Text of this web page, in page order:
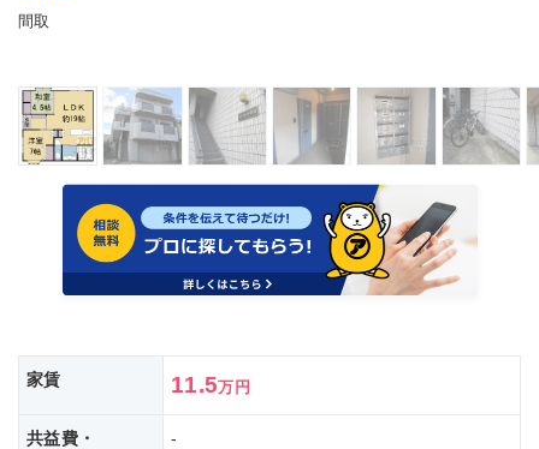
間取
家賃 11.5万円
共益費・
-